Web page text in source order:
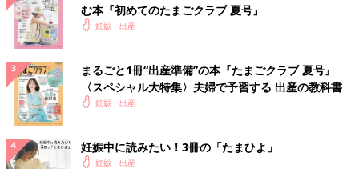
公式サイトで見る
2位 西川
1位と僅差の2位。「老舗の寝具ブランドだから信頼できる」と多
くのママ・パパから支持を集めています。とくに、体が沈み込ま
ない安心設計の敷布団が高評価。
む本『初めてのたまごクラブ 夏号』
妊娠・出産
まるごと1冊“出産準備”の本『たまごクラブ 夏号』
〈スペシャル大特集〉夫婦で予習する 出産の教科書
妊娠・出産
妊娠中に読みたい！3冊の「たまひよ」
妊娠・出産